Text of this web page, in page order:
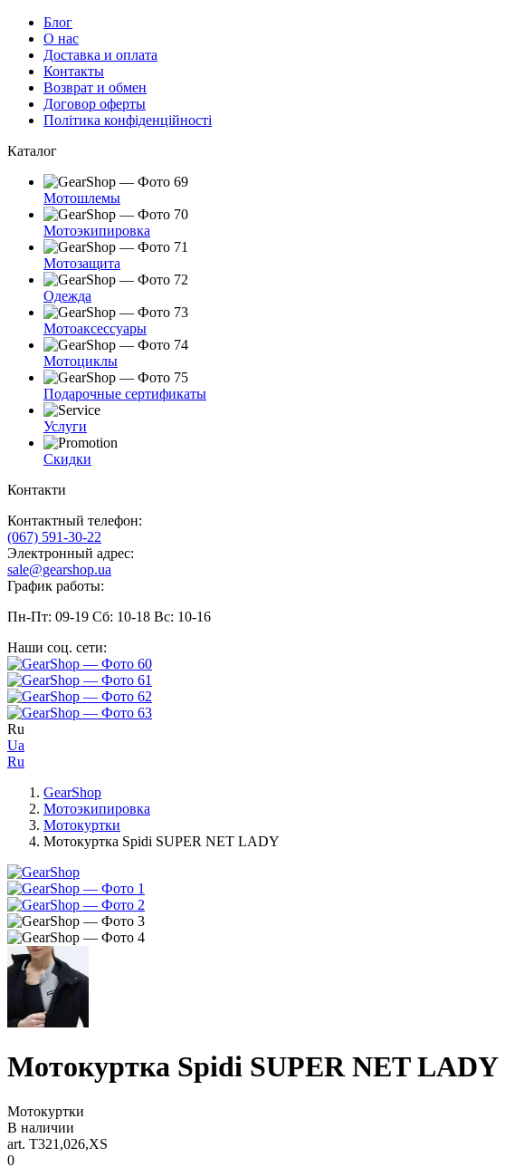
Блог
О нас
Доставка и оплата
Контакты
Возврат и обмен
Договор оферты
Політика конфіденційності
Каталог
Мотошлемы
Мотоэкипировка
Мотозащита
Одежда
Мотоаксессуары
Мотоциклы
Подарочные сертификаты
Услуги
Скидки
Контакти
Контактный телефон:
(067) 591-30-22
Электронный адрес:
sale@gearshop.ua
График работы:
Пн-Пт: 09-19 Сб: 10-18 Вс: 10-16
Наши соц. сети:
Ru
Ua
Ru
GearShop
Мотоэкипировка
Мотокуртки
Мотокуртка Spidi SUPER NET LADY
Мотокуртка Spidi SUPER NET LADY
Мотокуртки
В наличии
art. T321,026,XS
0